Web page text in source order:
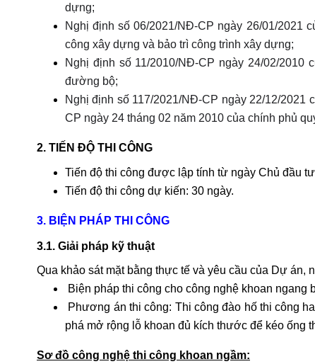
dựng;
Nghị định số 06/2021/NĐ-CP ngày 26/01/2021
công xây dựng và bảo trì công trình xây dựng;
Nghị định số 11/2010/NĐ-CP ngày 24/02/
đường bộ;
Nghị định số 117/2021/NĐ-CP ngày 22/12/2021
CP ngày 24 tháng 02 năm 2010 của chính phủ
2. TIẾN ĐỘ THI CÔNG
Tiến độ thi công được lập tính từ ngày Chủ đầu
Tiến độ thi công dự kiến: 30 ngày.
3. BIỆN PHÁP THI CÔNG
3.1. Giải pháp kỹ thuật
Qua khảo sát mặt bằng thực tế và yêu cầu của Dự án,
Biện pháp thi công cho công nghệ khoan
Phương án thi công: Thi công đào hố thi công
phá mở rộng lỗ khoan đủ kích thước để kéo ống
Sơ đồ công nghệ thi công khoan ngầm: